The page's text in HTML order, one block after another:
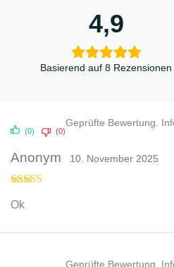
4,9
Basierend auf 8 Rezensionen
mit
Anonym 10. November 2025
Ok
(0) (0)
Geprüfte Bewertung.
Geprüfte Bewertung.